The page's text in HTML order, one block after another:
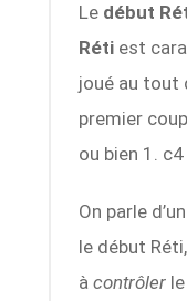
Le début
Réti est
joué au tout
premier
ou bien 1.
On parle d’un
le début
à contrôler